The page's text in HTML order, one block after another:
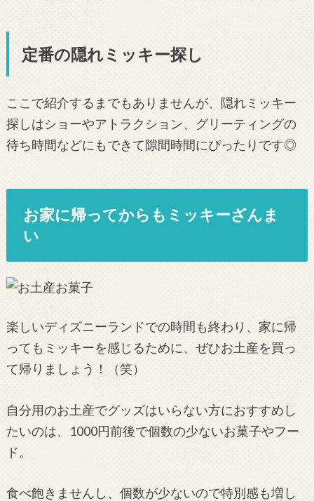
定番の隠れミッキー探し
ここで紹介するまでもありませんが、隠れミッキー
探しはショーやアトラクション、グリーティングの
待ち時間などにもできて隙間時間にぴったりです◎
お家に帰ってからもミッキーざんま
い
楽しいディズニーランドでの時間も終わり、家に帰
ってもミッキーを感じるために、ぜひお土産を買っ
て帰りましょう！（笑）
自分用のお土産でグッズはいらない方におすすめし
たいのは、1000円前後で個数の少ないお菓子やフー
ド。
食べ飽きませんし、個数が少ないので特別感も増し